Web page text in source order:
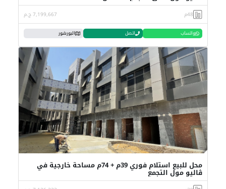
48م 7,199,667 ج.م
واتساب اتصل البورشور
محل للبيع استلام فوري 39م + 74م مساحة خارجية في
ڤاليو مول التجمع